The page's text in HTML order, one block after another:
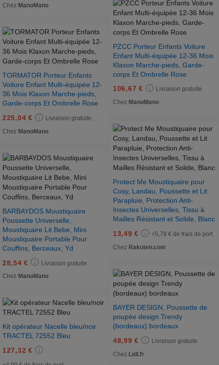
Chez ManoMano
TORMATOR Porteur Enfants
Voiture Enfant Multi-équipée 12-
36 Mois Klaxon Marche-pieds,
Garde-corps Et Ombrelle Rose
225,04 €
Livraison gratuite.
Chez ManoMano
BARBAYDOS Moustiquaire
Poussette Universelle,
Moustiquaire Lit Bebe, Mini
Moustiquaire Portable Pour
Couffins, Berceaux, Yd
28,54 €
Livraison gratuite.
Chez ManoMano
Kit opérateur Nacelle bleu/noir
TRACTEL 72552 Bleu
127,32 €
PZCC Porteur Enfants Voiture
Enfant Multi-équipée 12-36 Mois
Klaxon Marche-pieds, Garde-
corps Et Ombrelle Rose
106,67 €
Livraison gratuite.
Chez ManoMano
Protect Me Moustiquaire pour
Cosy, Landau, Poussette et Lit
Parapluie, Protection Anti-
Insectes Universelles, Tissu à
Mailles Résistant et Solide, Blanc
13,49 €
+5,78 € de frais de port
Chez Rakuten.com
BAYER DESIGN, Poussette de
poupée design Trendy
(bordeaux) bordeaux
48,99 €
Livraison gratuite.
Chez Lidl.fr